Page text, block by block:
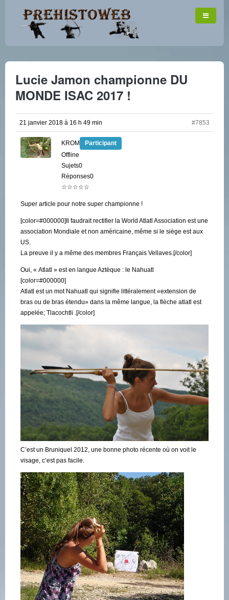
Lucie Jamon championne DU
MONDE ISAC 2017 !
21 janvier 2018 à 16 h 49 min #7853
KROM
Participant
Offline
Sujets0
Réponses0
☆☆☆☆☆
Super article pour notre super championne !
[color=#000000]Il faudrait rectifier la World Atlatl Association est une
association Mondiale et non américaine, même si le siège est aux
US.
La preuve il y a même des membres Français Vellaves.[/color]
Oui, « Atlatl » est en langue Aztèque : le Nahuatl
[color=#000000]
Atlatl est un mot Nahuatl qui signifie littéralement «extension de
bras ou de bras étendu» dans la même langue, la flèche atlatl est
appelée; Tlacochtli .[/color]
C’est un Bruniquel 2012, une bonne photo récente où on voit le
visage, c’est pas facile.